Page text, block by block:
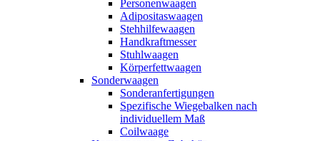
Personenwaagen
Adipositaswaagen
Stehhilfewaagen
Handkraftmesser
Stuhlwaagen
Körperfettwaagen
Sonderwaagen
Sonderanfertigungen
Spezifische Wiegebalken nach
individuellem Maß
Coilwaage